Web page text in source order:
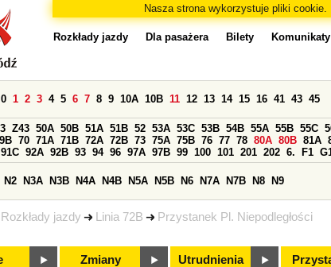
Nasza strona wykorzystuje pliki cookie.
Rozkłady jazdy Linia 72B Przystanek Pl. Niepodległości
Rozkłady jazdy Dla pasażera Bilety Komunikaty
0 1 2 3 4 5 6 7 8 9 10A 10B 11 12 13 14 15 16 41 43 45
Z43 50A 50B 51A 51B 52 53A 53C 53B 54B 55A 55B 55C
70 71A 71B 72A 72B 73 75A 75B 76 77 78 80A 80B 81A
91C 92A 92B 93 94 96 97A 97B 99 100 101 201 202 6. F1
N2 N3A N3B N4A N4B N5A N5B N6 N7A N7B N8 N9
Zmiany Utrudnienia